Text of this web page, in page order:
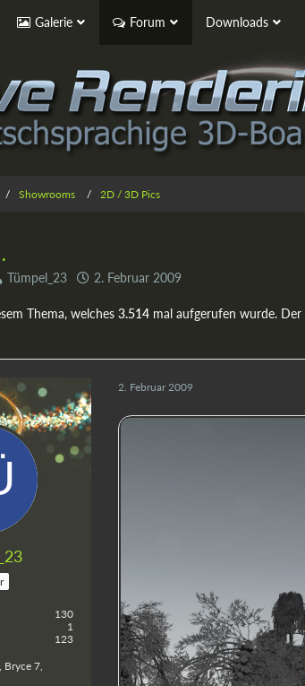
Galerie Forum Downloads
Showrooms 2D / 3D Pics
Tümpel_23 2. Februar 2009
Thema, welches 3.514 mal aufgerufen wurde. Der
130
1
123
Bryce 7,
2. Februar 2009